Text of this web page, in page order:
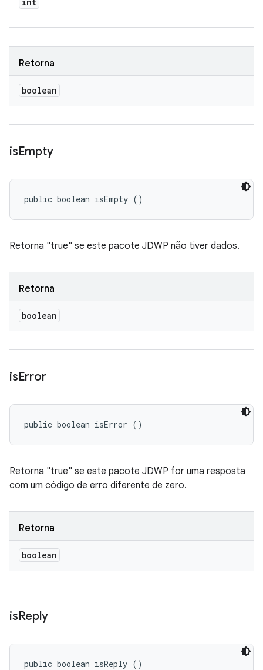
Retorna
boolean
isEmpty
public boolean isEmpty ()
Retorna "true" se este pacote JDWP não tiver dados.
Retorna
boolean
isError
public boolean isError ()
Retorna "true" se este pacote JDWP for uma resposta
com um código de erro diferente de zero.
Retorna
boolean
isReply
public boolean isReply ()